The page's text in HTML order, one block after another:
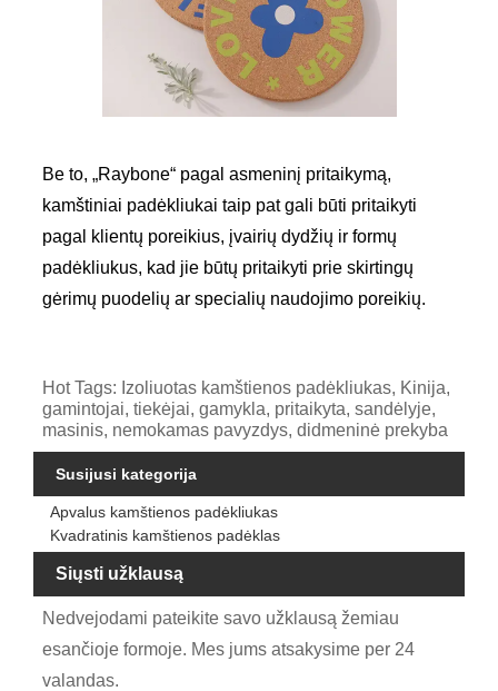
Be to, „Raybone“ pagal asmeninį pritaikymą,
kamštiniai padėkliukai taip pat gali būti pritaikyti
pagal klientų poreikius, įvairių dydžių ir formų
padėkliukus, kad jie būtų pritaikyti prie skirtingų
gėrimų puodelių ar specialių naudojimo poreikių.
Hot Tags: Izoliuotas kamštienos padėkliukas, Kinija,
gamintojai, tiekėjai, gamykla, pritaikyta, sandėlyje,
masinis, nemokamas pavyzdys, didmeninė prekyba
Susijusi kategorija
Apvalus kamštienos padėkliukas
Kvadratinis kamštienos padėklas
Siųsti užklausą
Nedvejodami pateikite savo užklausą žemiau
esančioje formoje. Mes jums atsakysime per 24
valandas.